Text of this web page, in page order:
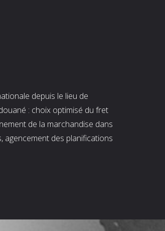
depuis le lieu de
: choix optimisé du fret
de la marchandise dans
agencement des planifications